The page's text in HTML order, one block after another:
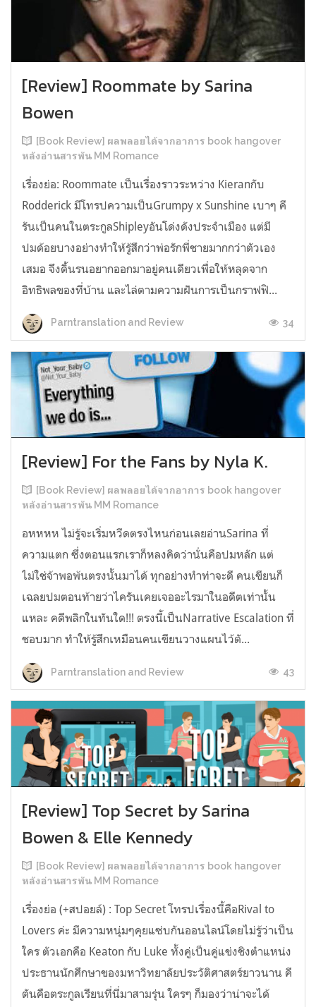
[Review] Roommate by Sarina
Bowen
[Book Review] ผลพลอยได้จากอาการ book hangover
หลังอ่านสารพัน MM Romance
เรื่องย่อ: Roommate เป็นเรื่องราวระหว่าง Kieranกับ
Rodderick มีโทรปความเป็นGrumpy x Sunshine เบาๆ คี
รันเป็นคนในตระกูลShipleyอันโด่งดังประจำเมือง แต่มี
ปมด้อยบางอย่างทำให้รู้สึกว่าพ่อรักพี่ชายมากกว่าตัวเอง
เสมอ จึงดิ้นรนอยากออกมาอยู่คนเดียวเพื่อให้หลุดจาก
อิทธิพลของที่บ้าน และไล่ตามความฝันการเป็นกราฟฟิ...
Parntranslation and Review 34
[Review] For the Fans by Nyla K.
[Book Review] ผลพลอยได้จากอาการ book hangover
หลังอ่านสารพัน MM Romance
อหหหห ไม่รู้จะเริ่มหวีดตรงไหนก่อนเลยอ่านSarina ที่
ความแตก ซึ่งตอนแรกเราก็หลงคิดว่านั่นคือปมหลัก แต่
ไม่ใช่จ้าพอพ้นตรงนั้นมาได้ ทุกอย่างทำท่าจะดี คนเขียนก็
เฉลยปมตอนท้ายว่าไครันเคยเจออะไรมาในอดีตเท่านั้น
แหละ คดีพลิกในทันใด!!! ตรงนี้เป็นNarrative Escalation ที่
ชอบมาก ทำให้รู้สึกเหมือนคนเขียนวางแผนไว้ตั...
Parntranslation and Review 43
[Review] Top Secret by Sarina
Bowen & Elle Kennedy
[Book Review] ผลพลอยได้จากอาการ book hangover
หลังอ่านสารพัน MM Romance
เรื่องย่อ (+สปอยล์) : Top Secret โทรปเรื่องนี้คือRival to
Lovers ค่ะ มีความหนุ่มๆคุยแซ่บกันออนไลน์โดยไม่รู้ว่าเป็น
ใคร ตัวเอกคือ Keaton กับ Luke ทั้งคู่เป็นคู่แข่งชิงตำแหน่ง
ประธานนักศึกษาของมหาวิทยาลัยประวัติศาสตร์ยาวนาน คี
ตันคือตระกูลเรียนที่นี่มาสามรุ่น ใครๆ ก็มองว่าน่าจะได้